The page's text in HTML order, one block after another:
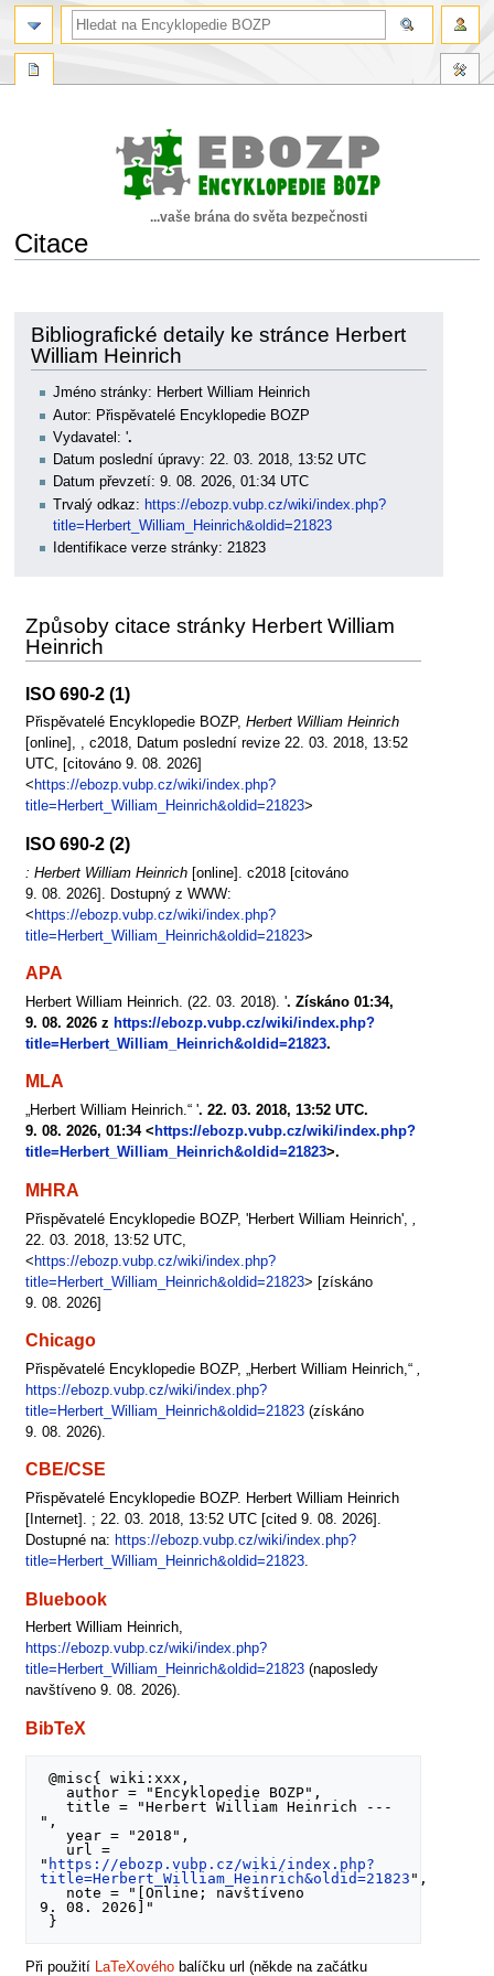
...vaše brána do světa bezpečnosti
Citace
navigaci
vyhledávání
Bibliografické detaily ke stránce Herbert
William Heinrich
Jméno stránky: Herbert William Heinrich
Autor: Přispěvatelé Encyklopedie BOZP
Vydavatel: '.
Datum poslední úpravy: 22. 03. 2018, 13:52 UTC
Datum převzetí: 9. 08. 2026, 01:34 UTC
Trvalý odkaz: https://ebozp.vubp.cz/wiki/index.php?
title=Herbert_William_Heinrich&oldid=21823
Identifikace verze stránky: 21823
Způsoby citace stránky Herbert William
Heinrich
ISO 690-2 (1)
Přispěvatelé Encyklopedie BOZP, Herbert William Heinrich
[online], , c2018, Datum poslední revize 22. 03. 2018, 13:52
UTC, [citováno 9. 08. 2026]
< https://ebozp.vubp.cz/wiki/index.php?
title=Herbert_William_Heinrich&oldid=21823>
ISO 690-2 (2)
: Herbert William Heinrich[online]. c2018 [citováno
9. 08. 2026]. Dostupný z WWW:
< https://ebozp.vubp.cz/wiki/index.php?
title=Herbert_William_Heinrich&oldid=21823>
APA
Herbert William Heinrich. (22. 03. 2018). '. Získáno 01:34,
9. 08. 2026 z https://ebozp.vubp.cz/wiki/index.php?
title=Herbert_William_Heinrich&oldid=21823.
MLA
„Herbert William Heinrich.“ '. 22. 03. 2018, 13:52 UTC.
9. 08. 2026, 01:34 < https://ebozp.vubp.cz/wiki/index.php?
title=Herbert_William_Heinrich&oldid=21823>.
MHRA
Přispěvatelé Encyklopedie BOZP, 'Herbert William Heinrich',
22. 03. 2018, 13:52 UTC,
< https://ebozp.vubp.cz/wiki/index.php?
title=Herbert_William_Heinrich&oldid=21823> [získáno
9. 08. 2026]
Chicago
Přispěvatelé Encyklopedie BOZP, „Herbert William Heinrich,“ ,
https://ebozp.vubp.cz/wiki/index.php?
title=Herbert_William_Heinrich&oldid=21823(získáno
9. 08. 2026).
CBE/CSE
Přispěvatelé Encyklopedie BOZP. Herbert William Heinrich
[Internet]. ; 22. 03. 2018, 13:52 UTC [cited 9. 08. 2026].
Dostupné na: https://ebozp.vubp.cz/wiki/index.php?
title=Herbert_William_Heinrich&oldid=21823.
Bluebook
Herbert William Heinrich,
https://ebozp.vubp.cz/wiki/index.php?
title=Herbert_William_Heinrich&oldid=21823(naposledy
navštíveno 9. 08. 2026).
BibTeX
@misc{ wiki:xxx,
   title = "Herbert William Heinrich ---
",
   year = "2018",
" https://ebozp.vubp.cz/wiki/index.php?
title=Herbert_William_Heinrich&oldid=21823 ",
9. 08. 2026]"
Při použití LaTeXovéhobalíčku url (někde na začátku